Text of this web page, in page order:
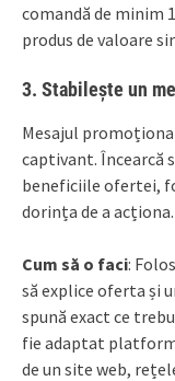
comandă de minim
produs de valoare
3. Stabilește un
Mesajul
captivant. Încearcă
beneficiile ofertei,
dorința de a acționa.
Cum să o faci:
să explice oferta și
spună exact ce
fie adaptat
de un site web,